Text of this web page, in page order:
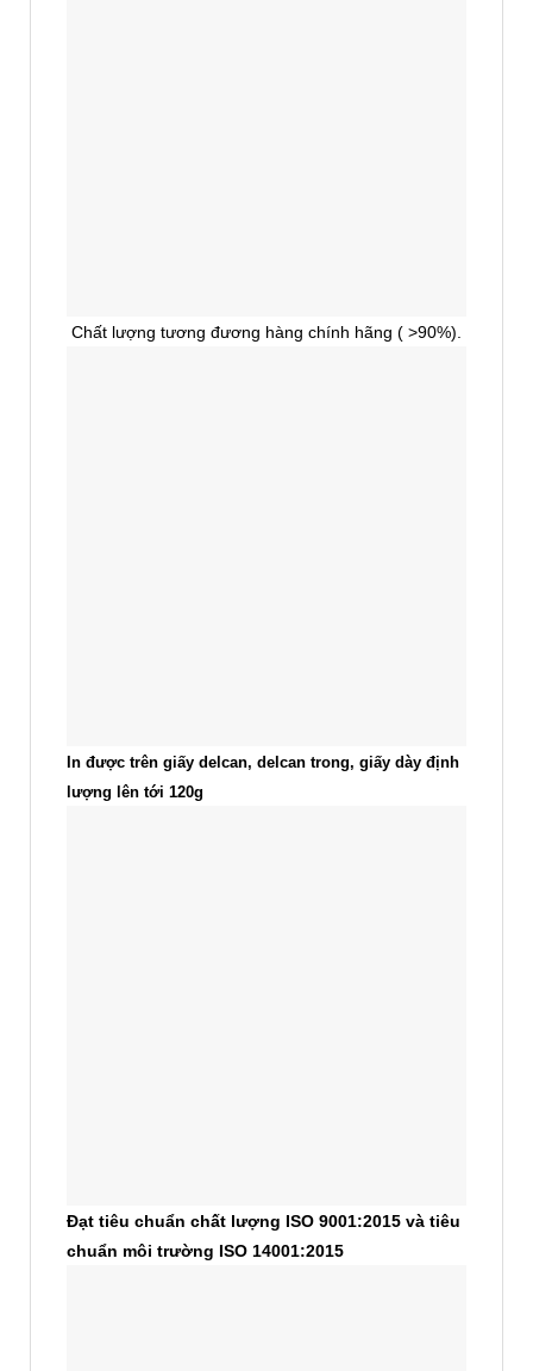
Chất lượng tương đương hàng chính hãng ( >90%).
In được trên giấy delcan, delcan trong, giấy dày định
lượng lên tới 120g
Đạt tiêu chuẩn chất lượng ISO 9001:2015 và tiêu
chuẩn môi trường ISO 14001:2015